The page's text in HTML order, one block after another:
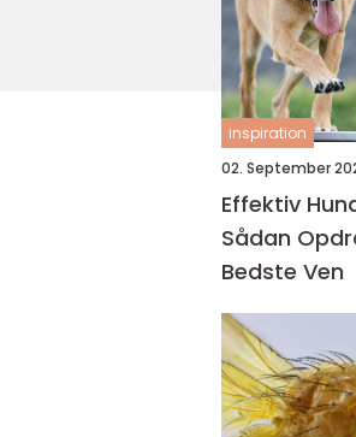
inspiration
02. September
Effektiv
Sådan
Bedste Ven